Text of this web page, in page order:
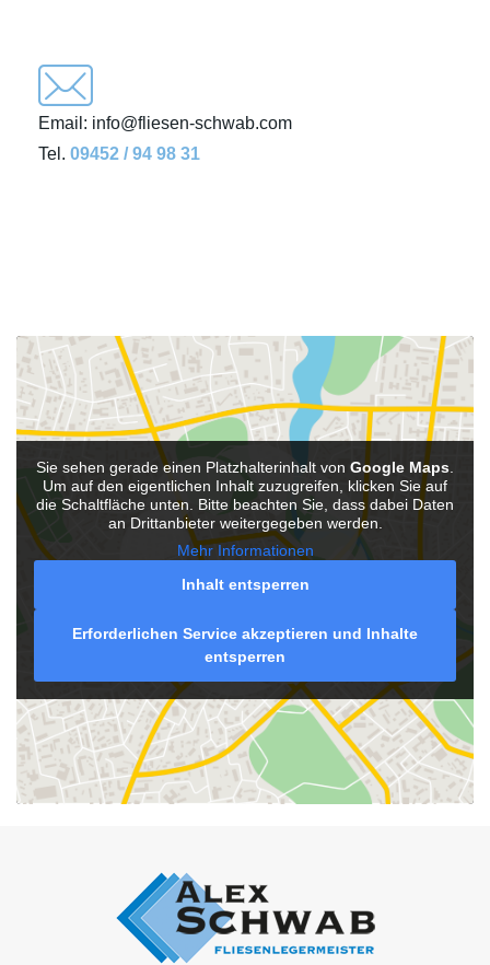
Email: info@fliesen-schwab.com
Tel. 09452 / 94 98 31
Sie sehen gerade einen Platzhalterinhalt von Google Maps
Um auf den eigentlichen Inhalt zuzugreifen, klicken Sie auf
die Schaltfläche unten. Bitte beachten Sie, dass dabei Daten
an Drittanbieter weitergegeben werden.
Mehr Informationen
Inhalt entsperren
Erforderlichen Service akzeptieren und Inhalte
entsperren